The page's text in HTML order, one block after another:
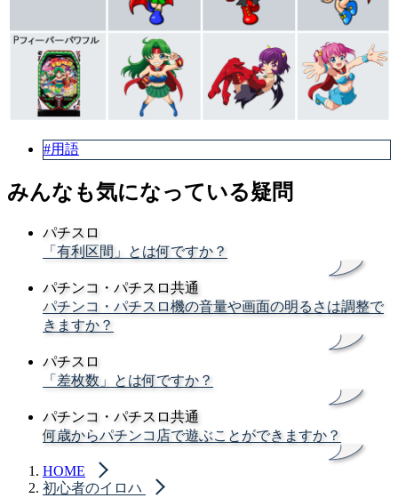
#用語
みんなも気になっている疑問
パチスロ
「有利区間」とは何ですか？
パチンコ・パチスロ共通
パチンコ・パチスロ機の音量や画面の明るさは調整で
きますか？
パチスロ
「差枚数」とは何ですか？
パチンコ・パチスロ共通
何歳からパチンコ店で遊ぶことができますか？
HOME
初心者のイロハ